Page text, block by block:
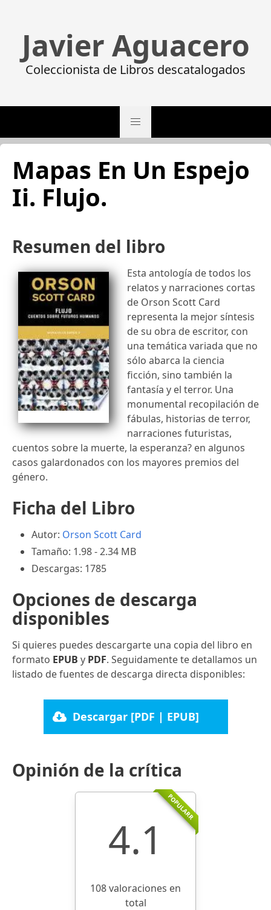
Javier Aguacero
Coleccionista de Libros descatalogados
Mapas En Un Espejo
Ii. Flujo.
Resumen del libro
Esta antología de todos los
relatos y narraciones cortas
de Orson Scott Card
representa la mejor síntesis
de su obra de escritor, con
una temática variada que no
sólo abarca la ciencia
ficción, sino también la
fantasía y el terror. Una
monumental recopilación de
fábulas, historias de terror,
narraciones futuristas,
cuentos sobre la muerte, la esperanza? en algunos
casos galardonados con los mayores premios del
género.
Ficha del Libro
Autor: Orson Scott Card
Tamaño: 1.98 - 2.34 MB
Descargas: 1785
Opciones de descarga
disponibles
Si quieres puedes descargarte una copia del libro en
formato EPUB y PDF. Seguidamente te detallamos un
listado de fuentes de descarga directa disponibles:
Descargar [PDF | EPUB]
Opinión de la crítica
POPULARR
4.1
108 valoraciones en
total